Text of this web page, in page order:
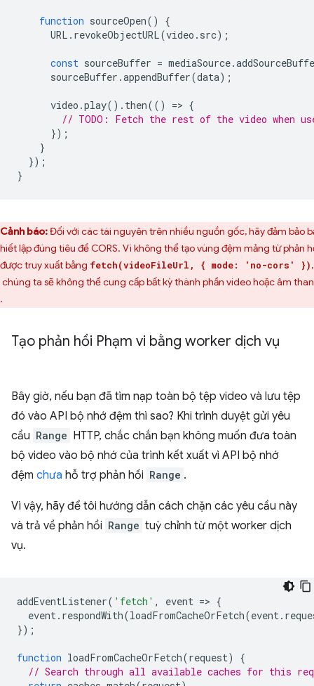
function sourceOpen()
{
URL . revokeObjectURL(video . src);
const sourceBuffer = mediaSource.
sourceBuffer .appendBuffer(data);
video .play(). then(() => {
// TODO: Fetch the rest of the video when
});
}
});
}
Cảnh báo:Đối với các tài nguyên trên nhiều nguồn gốc, hãy đảm bảo
lập đúng tiêu đề CORS. Vì không thể tạo vùng đệm mảng từ phản
truy xuất bằng fetch(videoFileUrl, { mode: 'no-cors' }),
chúng ta sẽ không thể cung cấp bất kỳ thành phần video hoặc âm
Tạo phản hồi Phạm vi bằng worker dịch vụ
Bây giờ, nếu bạn đã tìm nạp toàn bộ tệp video và lưu tệp
đó vào API bộ nhớ đệm thì sao? Khi trình duyệt gửi yêu
cầu Range HTTP, chắc chắn bạn không muốn đưa toàn
bộ video vào bộ nhớ của trình kết xuất vì API bộ nhớ
đệm chưa hỗ trợ phản hồi Range .
Vì vậy, hãy để tôi hướng dẫn cách chặn các yêu cầu này
và trả về phản hồi Range tuỳ chỉnh từ một worker dịch
vụ.
addEventListener( 'fetch' , event => {
event. respondWith(loadFromCacheOrFetch(event.
});
function loadFromCacheOrFetch(request)
{
// Search through all available caches for this